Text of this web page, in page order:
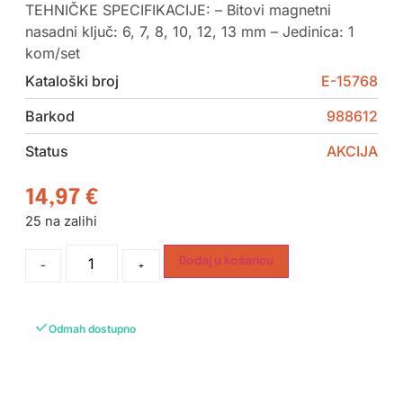
TEHNIČKE SPECIFIKACIJE: – Bitovi magnetni
nasadni ključ: 6, 7, 8, 10, 12, 13 mm – Jedinica: 1
kom/set
Kataloški broj
E-15768
Barkod
988612
Status
AKCIJA
14,97 €
25 na zalihi
- + Dodaj u košaricu
Odmah dostupno